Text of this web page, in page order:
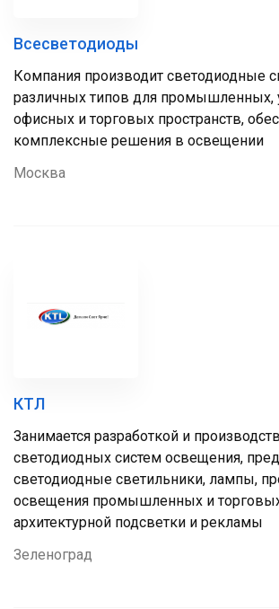
Всесветодиоды
Компания производит светодиодные
различных типов для промышленных,
офисных и торговых пространств,
комплексные решения в освещении
Москва
КТЛ
Занимается разработкой и
светодиодных систем освещения,
светодиодные светильники, лампы,
освещения промышленных и
архитектурной подсветки и рекламы
Зеленоград